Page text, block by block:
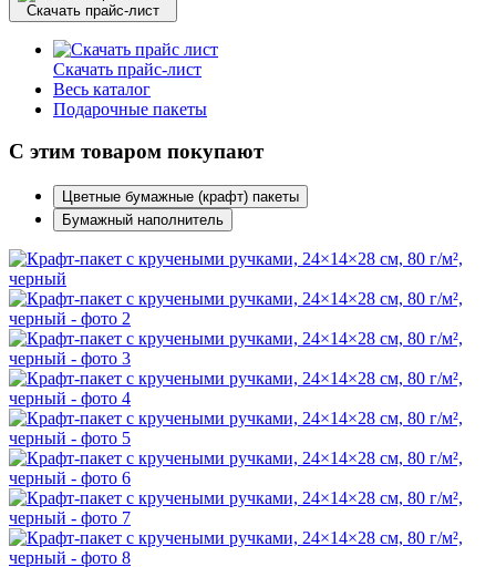
Скачать прайс-лист
Скачать прайс-лист
Весь каталог
Подарочные пакеты
С этим товаром покупают
Цветные бумажные (крафт) пакеты
Бумажный наполнитель